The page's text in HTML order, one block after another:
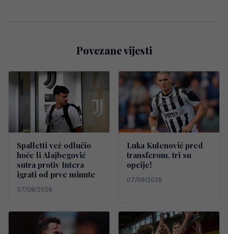
Povezane vijesti
Spalletti već odlučio
hoće li Alajbegović
sutra protiv Intera
igrati od prve minute
07/08/2026
Luka Kulenović pred
transferom, tri su
opcije!
07/08/2026